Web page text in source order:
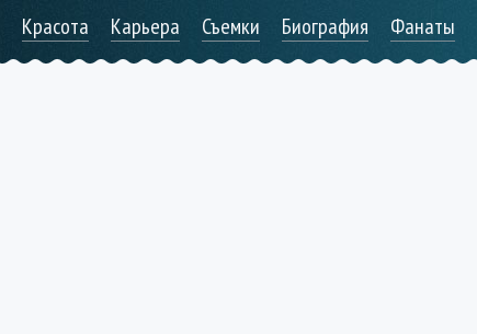
Красота Карьера Съемки Биография Фанаты